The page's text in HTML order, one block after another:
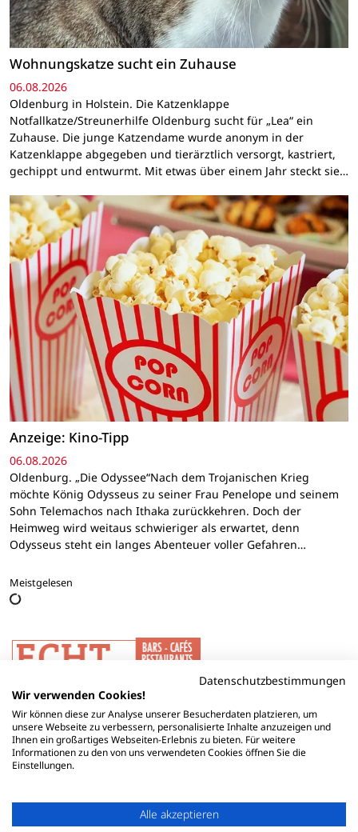
Wohnungskatze sucht ein Zuhause
06.08.2026
Oldenburg in Holstein. Die Katzenklappe
Notfallkatze/Streunerhilfe Oldenburg sucht für „Lea“ ein
Zuhause. Die junge Katzendame wurde anonym in der
Katzenklappe abgegeben und tierärztlich versorgt, kastriert,
gechippt und entwurmt. Mit etwas über einem Jahr steckt sie…
Anzeige: Kino-Tipp
06.08.2026
Oldenburg. „Die Odyssee“Nach dem Trojanischen Krieg
möchte König Odysseus zu seiner Frau Penelope und seinem
Sohn Telemachos nach Ithaka zurückkehren. Doch der
Heimweg wird weitaus schwieriger als erwartet, denn
Odysseus steht ein langes Abenteuer voller Gefahren…
Meistgelesen
Datenschutzbestimmungen
Wir verwenden Cookies!
Wir können diese zur Analyse unserer Besucherdaten platzieren, um
unsere Webseite zu verbessern, personalisierte Inhalte anzuzeigen und
Ihnen ein großartiges Webseiten-Erlebnis zu bieten. Für weitere
Informationen zu den von uns verwendeten Cookies öffnen Sie die
Einstellungen.
Alle akzeptieren